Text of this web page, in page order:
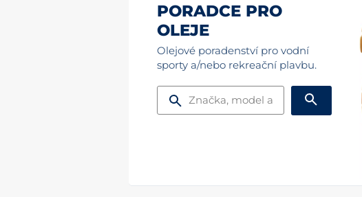
PORADCE PRO
OLEJE
Olejové poradenství pro vodní
sporty a/nebo rekreační plavbu.